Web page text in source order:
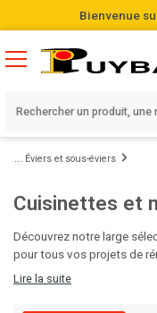
Bienvenue
Éviers et sous-éviers
Cuisinettes et
Découvrez notre large
pour tous vos projets de
de qualité, des designs
Lire la suite